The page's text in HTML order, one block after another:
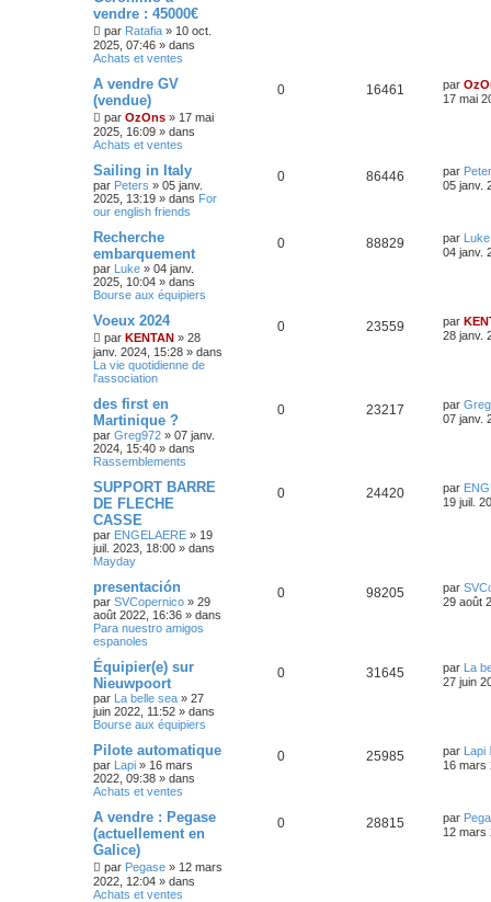
vendre : 45000€
par Ratafia » 10 oct.
2025, 07:46 » dans
Achats et ventes
A vendre GV
(vendue)
par OzOns » 17 mai
2025, 16:09 » dans
Achats et ventes
0 16461 par
17 mai
Sailing in Italy
par Peters » 05 janv.
2025, 13:19 » dans For
our english friends
0 86446 par
05 janv.
Recherche
embarquement
par Luke » 04 janv.
2025, 10:04 » dans
Bourse aux équipiers
0 88829 par Luke
04 janv.
Voeux 2024
par KENTAN » 28
janv. 2024, 15:28 » dans
La vie quotidienne de
l'association
0 23559 par
28 janv.
des first en
Martinique ?
par Greg972 » 07 janv.
2024, 15:40 » dans
Rassemblements
0 23217 par
07 janv.
SUPPORT BARRE
DE FLECHE
CASSE
par ENGELAERE » 19
juil. 2023, 18:00 » dans
Mayday
0 24420 par
19 juil.
presentación
par SVCopernico » 29
août 2022, 16:36 » dans
Para nuestro amigos
espanoles
0 98205 par
29 août
Équipier(e) sur
Nieuwpoort
par La belle sea » 27
juin 2022, 11:52 » dans
Bourse aux équipiers
0 31645 par La
27 juin
Pilote automatique
par Lapi » 16 mars
2022, 09:38 » dans
Achats et ventes
0 25985 par Lapi
16 mars
A vendre : Pegase
(actuellement en
Galice)
par Pegase » 12 mars
2022, 12:04 » dans
Achats et ventes
0 28815 par
12 mars